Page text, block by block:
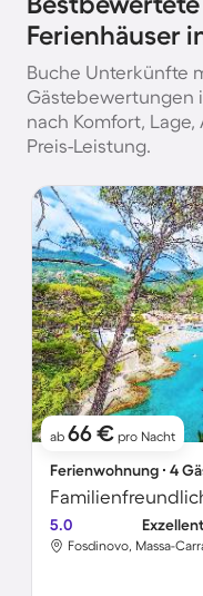
Ferienhäuser
Buche Unterkünfte
Gästebewertungen
nach Komfort,
Preis-Leistung.
ab 66 € pro Nacht
Ferienwohnung ∙ 4
5.0 Exzellent
Fosdinovo, Massa-